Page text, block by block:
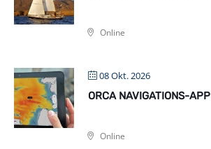
Online
08 Okt. 2026
ORCA NAVIGATIONS-
Online